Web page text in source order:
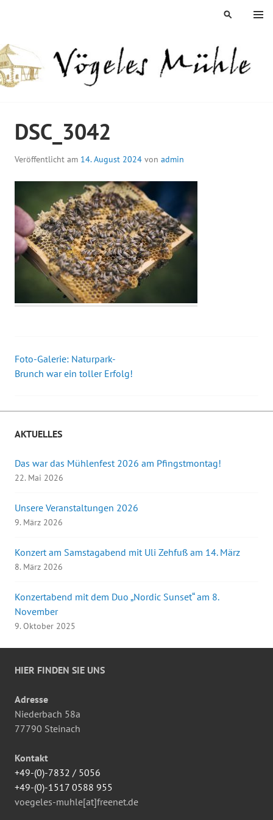
MENÜ
SUCHEN
DSC_3042
Veröffentlicht am 14. August 2024 von admin
Beitrags-
Foto-Galerie: Naturpark-
Brunch war ein toller Erfolg!
AKTUELLES
Das war das Mühlenfest 2026 am Pfingstmontag!
22. Mai 2026
Unsere Veranstaltungen 2026
9. März 2026
Konzert am Samstagabend mit Uli Zehfuß am 14. März
8. März 2026
Konzertabend mit dem Duo „Nordic Sunset“ am 8.
November
9. Oktober 2025
HIER FINDEN SIE UNS
Adresse
Niederbach 58a
77790 Steinach
Kontakt
+49-(0)-7832 / 5056
+49-(0)-1517 0588 955
voegeles-muhle[at]freenet.de